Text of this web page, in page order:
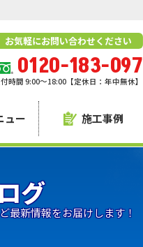
お気軽にお問い合わせください
0120-183-097
時間 9:00～18:00【定休日：年中無休】
ュー 施工事例
グ
最新情報をお届けします！